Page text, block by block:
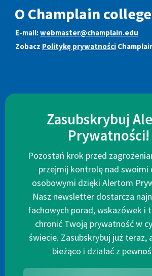
O Champlain college
E-mail:webmaster@champlain.edu
Zobacz Politykę prywatności
Zasubskrybuj
Prywatności!
Pozostań krok przed
przejmij kontrolę nad swoimi
osobowymi dzięki Alertom
Nasz newsletter dostarcza
fachowych porad, wskazówek i
chronić Twoją prywatność w
świecie. Zasubskrybuj już teraz,
bieżąco i działać z